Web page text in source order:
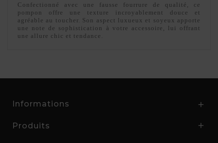
Confectionné avec une fausse fourrure de qualité, ce
pompon offre une texture incroyablement douce et
agréable au toucher. Son aspect luxueux et soyeux apporte
une note de sophistication à votre accessoire, lui offrant
une allure chic et tendance.
Informations 
Produits 